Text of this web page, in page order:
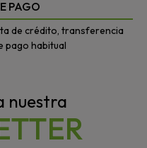
PAGO
de crédito, transferencia
pago habitual
nuestra